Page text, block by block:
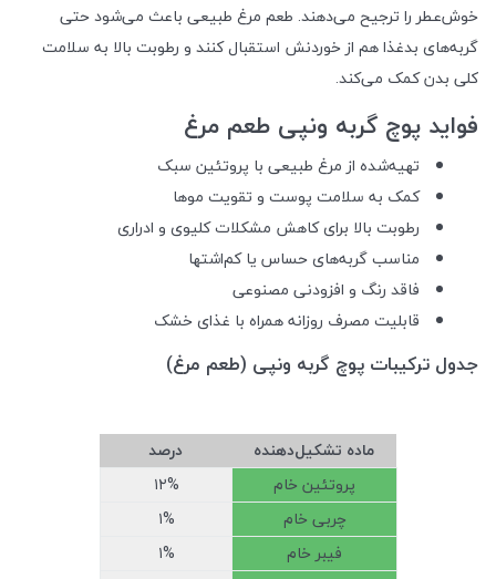
خوش‌عطر را ترجیح می‌دهند. طعم مرغ طبیعی باعث می‌شود حتی
گربه‌های بدغذا هم از خوردنش استقبال کنند و رطوبت بالا به سلامت
کلی بدن کمک می‌کند.
فواید پوچ گربه ونپی طعم مرغ
تهیه‌شده از مرغ طبیعی با پروتئین سبک
کمک به سلامت پوست و تقویت موها
رطوبت بالا برای کاهش مشکلات کلیوی و ادراری
مناسب گربه‌های حساس یا کم‌اشتها
فاقد رنگ و افزودنی مصنوعی
قابلیت مصرف روزانه همراه با غذای خشک
جدول ترکیبات پوچ گربه ونپی (طعم مرغ)
ماده تشکیل‌دهنده
درصد
پروتئین خام
۱۲%
چربی خام
۱%
فیبر خام
۱%